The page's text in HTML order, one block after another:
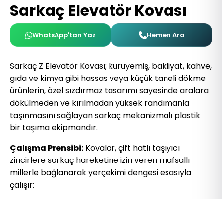
Sarkaç Elevatör Kovası
WhatsApp'tan Yaz Hemen Ara
Sarkaç Z Elevatör Kovası; kuruyemiş, bakliyat, kahve,
gıda ve kimya gibi hassas veya küçük taneli dökme
ürünlerin, özel sızdırmaz tasarımı sayesinde aralara
dökülmeden ve kırılmadan yüksek randımanla
taşınmasını sağlayan sarkaç mekanizmalı plastik
bir taşıma ekipmandır.
Çalışma Prensibi: Kovalar, çift hatlı taşıyıcı
zincirlere sarkaç hareketine izin veren mafsallı
millerle bağlanarak yerçekimi dengesi esasıyla
çalışır: